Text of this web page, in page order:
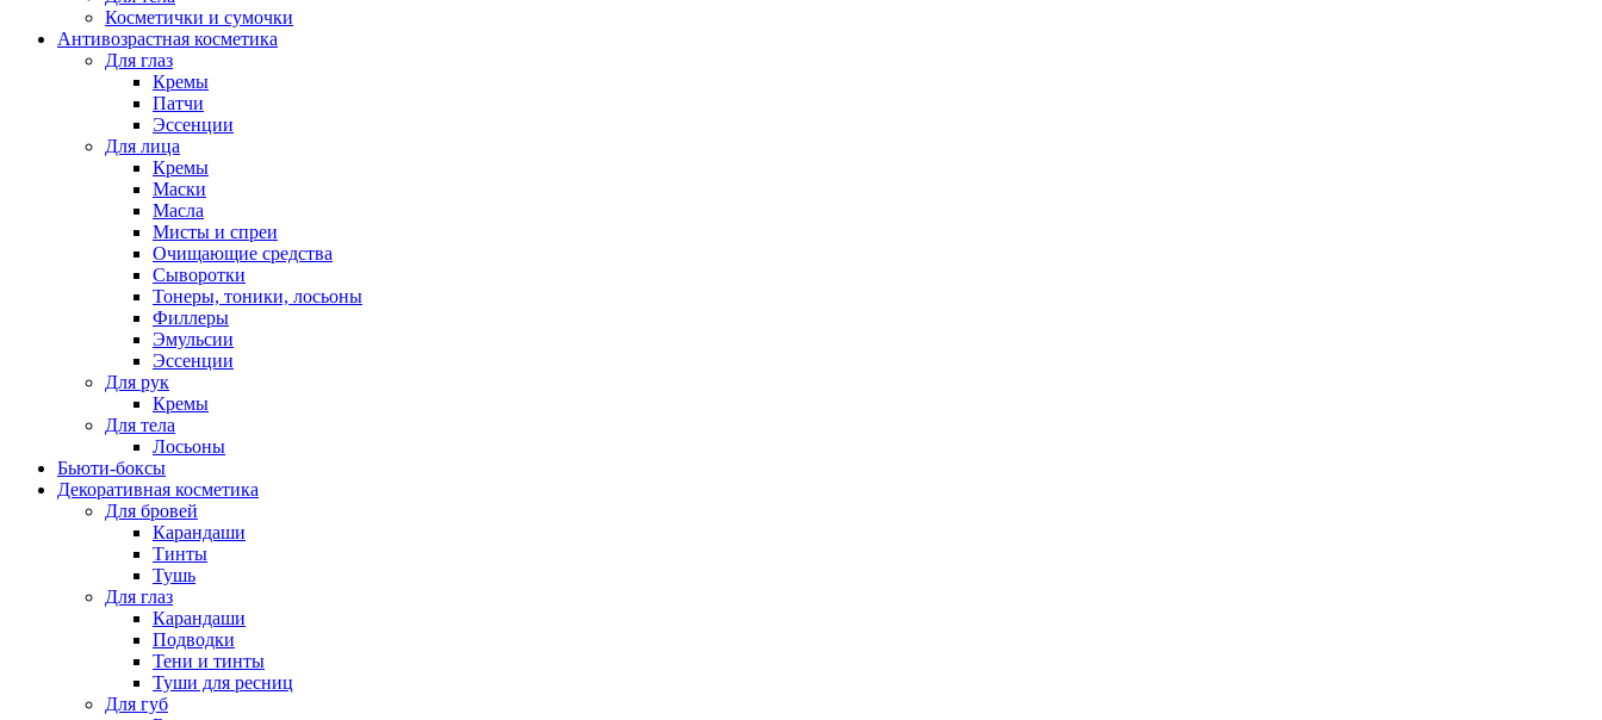
Косметички и сумочки
Антивозрастная косметика
Для глаз
Кремы
Патчи
Эссенции
Для лица
Кремы
Маски
Масла
Мисты и спреи
Очищающие средства
Сыворотки
Тонеры, тоники, лосьоны
Филлеры
Эмульсии
Эссенции
Для рук
Кремы
Для тела
Лосьоны
Бьюти-боксы
Декоративная косметика
Для бровей
Карандаши
Тинты
Тушь
Для глаз
Карандаши
Подводки
Тени и тинты
Туши для ресниц
Для губ